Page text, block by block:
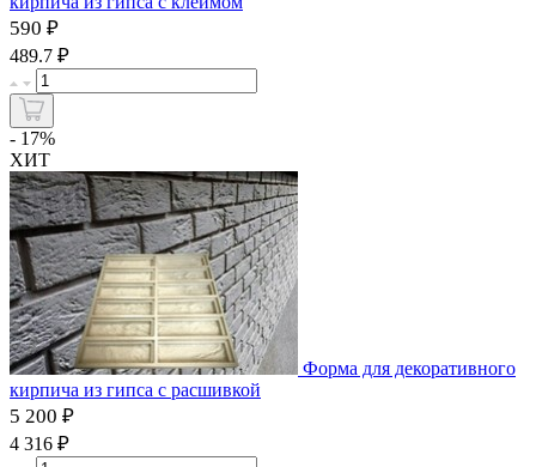
590 ₽
489.7 ₽
- 17%
ХИТ
Форма для декоративного
кирпича из гипса с расшивкой
5 200 ₽
4 316 ₽